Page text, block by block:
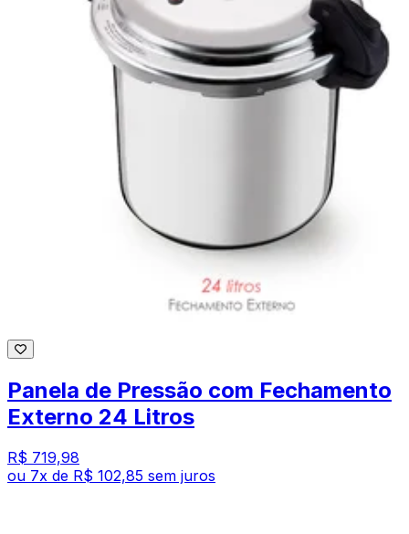
Panela de Pressão com Fechamento
Externo 24 Litros
R$ 719,98
ou 7x de R$ 102,85 sem juros